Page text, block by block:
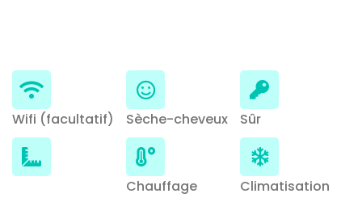
Wifi (facultatif) Sèche-cheveux Sûr
Chauffage Climatisation